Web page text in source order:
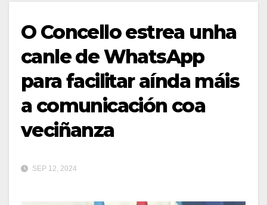
O Concello estrea unha
canle de WhatsApp
para facilitar aínda máis
a comunicación coa
veciñanza
SEP 12, 2024